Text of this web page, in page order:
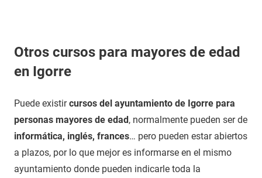
Otros cursos para mayores de edad
en Igorre
Puede existircursos del ayuntamiento de Igorre para
personas mayores de edad, normalmente pueden ser de
informática, inglés, frances… pero pueden estar abiertos
a plazos, por lo que mejor es informarse en el mismo
ayuntamiento donde pueden indicarle toda la